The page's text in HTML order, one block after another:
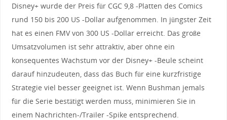
Disney+ wurde der Preis für CGC 9,8 -Platten des Comics
rund 150 bis 200 US -Dollar aufgenommen. In jüngster Zeit
hat es einen FMV von 300 US -Dollar erreicht. Das große
Umsatzvolumen ist sehr attraktiv, aber ohne ein
konsequentes Wachstum vor der Disney+ -Beule scheint
darauf hinzudeuten, dass das Buch für eine kurzfristige
Strategie viel besser geeignet ist. Wenn Bushman jemals
für die Serie bestätigt werden muss, minimieren Sie in
einem Nachrichten-/Trailer -Spike entsprechend.